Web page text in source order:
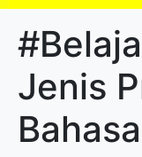
Jenis